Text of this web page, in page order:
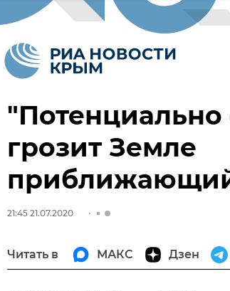
"Потенциально
грозит Земле
21:45 21.07.2020
Читать в МАКС Дзен